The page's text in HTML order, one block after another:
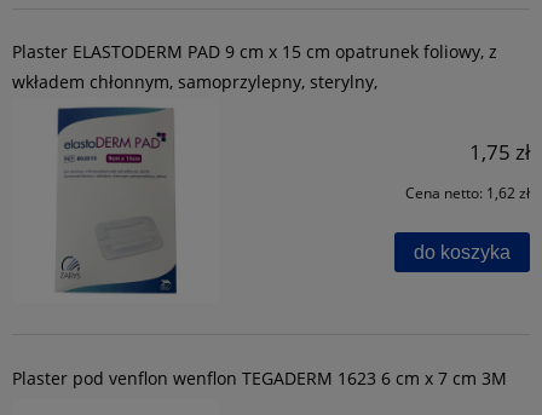
Plaster ELASTODERM PAD 9 cm x 15 cm opatrunek foliowy, z
wkładem chłonnym, samoprzylepny, sterylny,
1,75 zł
Cena netto: 1,62 zł
do koszyka
Plaster pod venflon wenflon TEGADERM 1623 6 cm x 7 cm 3M